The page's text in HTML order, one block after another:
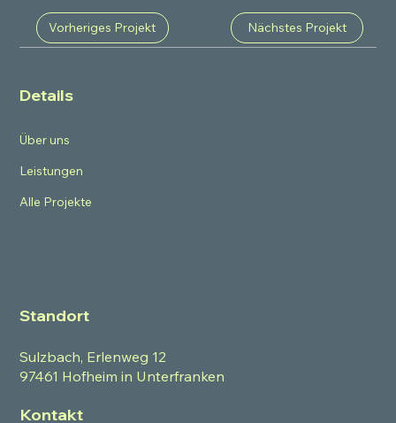
Vorheriges Projekt Nächstes Projekt
Details
Über uns
Leistungen
Alle Projekte
Standort
Sulzbach, Erlenweg 12
97461 Hofheim in Unterfranken
Kontakt